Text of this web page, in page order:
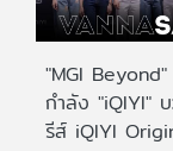
"MGI
กำลัง "iQIYI"
รีส์ iQIYI